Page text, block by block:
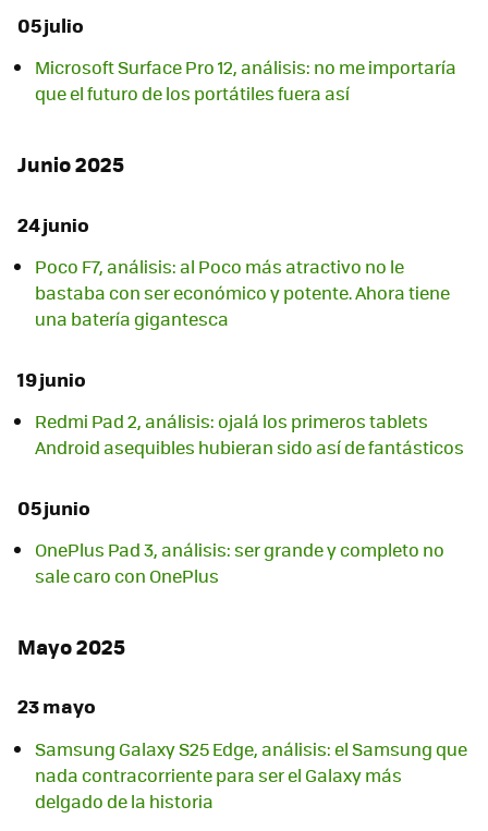
05 julio
Microsoft Surface Pro 12, análisis: no me importaría
que el futuro de los portátiles fuera así
Junio 2025
24 junio
Poco F7, análisis: al Poco más atractivo no le
bastaba con ser económico y potente. Ahora tiene
una batería gigantesca
19 junio
Redmi Pad 2, análisis: ojalá los primeros tablets
Android asequibles hubieran sido así de fantásticos
05 junio
OnePlus Pad 3, análisis: ser grande y completo no
sale caro con OnePlus
Mayo 2025
23 mayo
Samsung Galaxy S25 Edge, análisis: el Samsung que
nada contracorriente para ser el Galaxy más
delgado de la historia